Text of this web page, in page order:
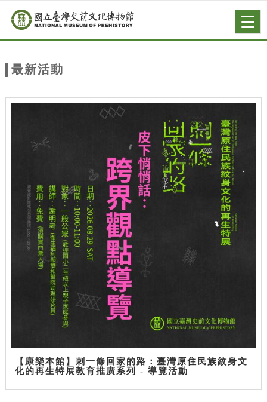
站
主
跳到主要內容
網站導覽
最新活動
【康樂本館】刺一條回家的路：臺灣原住民族紋身文
化的再生特展教育推廣系列 - 導覽活動